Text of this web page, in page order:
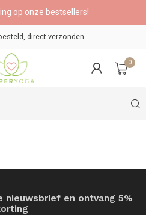
op onze bestsellers!
direct verzonden
0
en ontvang 5%